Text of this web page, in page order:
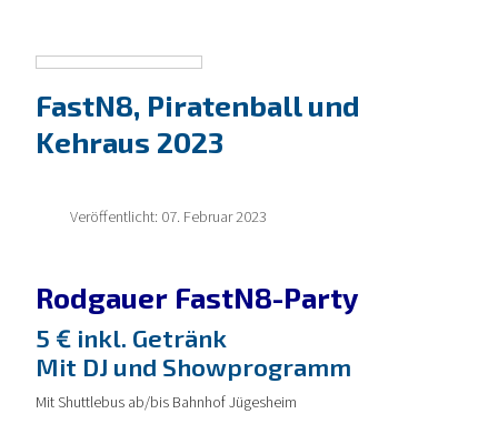
FastN8, Piratenball und
Kehraus 2023
Veröffentlicht: 07. Februar 2023
Rodgauer FastN8-Party
5 € inkl. Getränk
Mit DJ und Showprogramm
Mit Shuttlebus ab/bis Bahnhof Jügesheim